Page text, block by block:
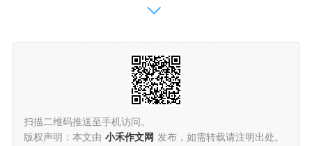
膀飞来飞去，偶尔还会掠过几只呢喃的燕子，
句子就会涌上你的心头。
春雨中的碧潭又是另外一番景象。千丝万缕
的银线，密密麻麻地在天空斜织着，淅淅沥
沥，纷纷扬扬。雨花仙子迫不及待地摇动花
扫描二维码推送至手机访问。
版权声明：本文由 小禾作文网 发布，如需转载请注明出处。